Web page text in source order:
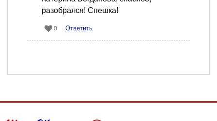
разобрался! Спешка!
0 Ответить